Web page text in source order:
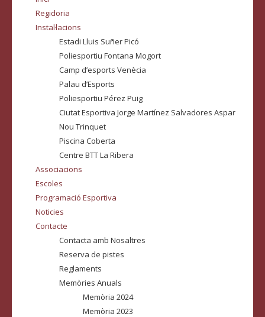
Regidoria
Instal·lacions
Estadi Lluis Suñer Picó
Poliesportiu Fontana Mogort
Camp d’esports Venècia
Palau d’Esports
Poliesportiu Pérez Puig
Ciutat Esportiva Jorge Martínez Salvadores Aspar
Nou Trinquet
Piscina Coberta
Centre BTT La Ribera
Associacions
Escoles
Programació Esportiva
Noticies
Contacte
Contacta amb Nosaltres
Reserva de pistes
Reglaments
Memòries Anuals
Memòria 2024
Memòria 2023